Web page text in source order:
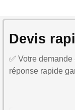
Devis
✅ Votre
réponse rapide